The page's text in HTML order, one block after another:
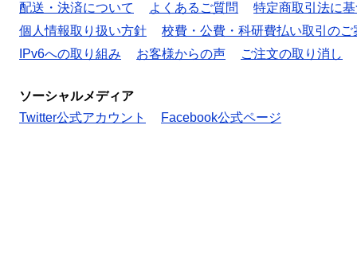
配送・決済について
よくあるご質問
特定商取引法に
個人情報取り扱い方針
校費・公費・科研費払い取引のご
IPv6への取り組み
お客様からの声 ご注文の取り消し
ソーシャルメディア
Twitter公式アカウント
Facebook公式ページ